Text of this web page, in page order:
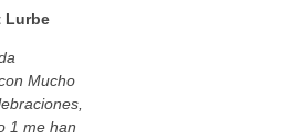
Lurbe
Mucho
1 me han